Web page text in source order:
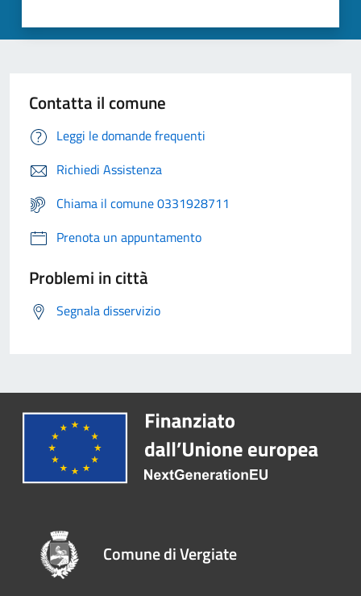
Contatta il comune
Leggi le domande frequenti
Richiedi Assistenza
Chiama il comune 0331928711
Prenota un appuntamento
Problemi in città
Segnala disservizio
Comune di Vergiate